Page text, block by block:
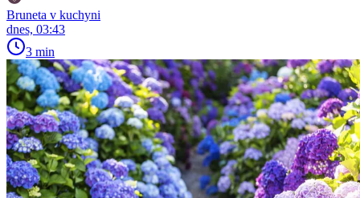
Bruneta v kuchyni
dnes, 03:43
3 min